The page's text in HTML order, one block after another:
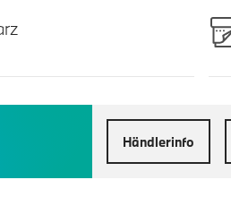
Händlerinfo